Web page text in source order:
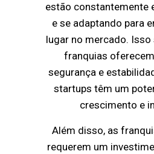
estão constantemente
e se adaptando para
lugar no mercado.
franquias
segurança e
startups têm um
crescimento e
Além disso, as
requerem um